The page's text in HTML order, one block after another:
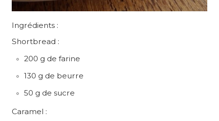
Ingrédients :
Shortbread :
200 g de farine
130 g de beurre
50 g de sucre
Caramel :